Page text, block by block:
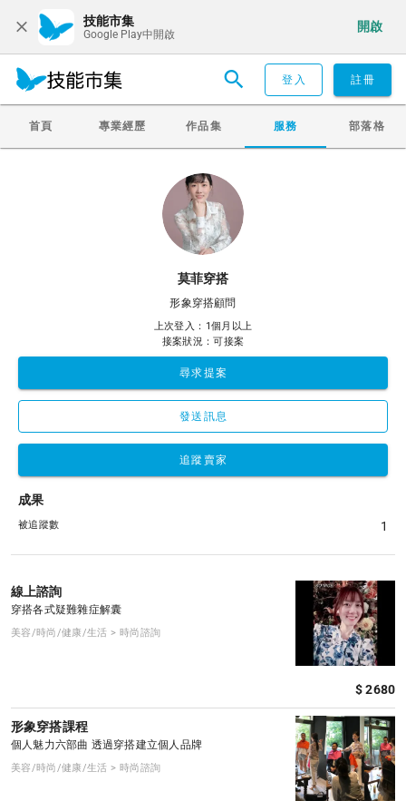
技能市集
Google Play中開啟
開啟
登入 註冊
首頁 專業經歷 作品集 服務 部落格
莫菲穿搭
形象穿搭顧問
上次登入：1個月以上
接案狀況：可接案
尋求提案
發送訊息
追蹤賣家
成果
被追蹤數 1
線上諮詢
穿搭各式疑難雜症解囊
美容/時尚/健康/生活 > 時尚諮詢
$ 2680
形象穿搭課程
個人魅力六部曲 透過穿搭建立個人品牌
美容/時尚/健康/生活 > 時尚諮詢